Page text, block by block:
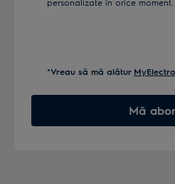
*Vreau să mă alătur
Mă